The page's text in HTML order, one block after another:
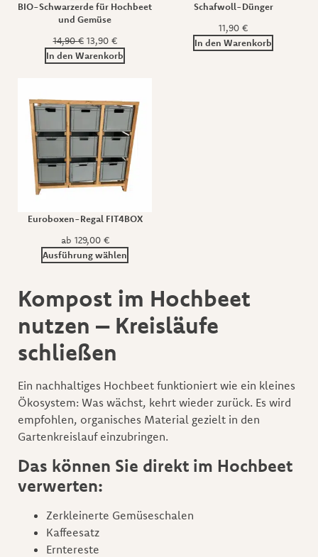
BIO-Schwarzerde für Hochbeet
und Gemüse
14,90€ 13,90 €
In den Warenkorb
Schafwoll-Dünger
11,90 €
In den Warenkorb
Euroboxen-Regal FIT4BOX
ab 129,00 €
Ausführung wählen
Kompost im Hochbeet
nutzen – Kreisläufe
schließen
Ein nachhaltiges Hochbeet funktioniert wie ein kleines
Ökosystem: Was wächst, kehrt wieder zurück. Es wird
empfohlen, organisches Material gezielt in den
Gartenkreislauf einzubringen.
Das können Sie direkt im Hochbeet
verwerten:
Zerkleinerte Gemüseschalen
Kaffeesatz
Erntereste